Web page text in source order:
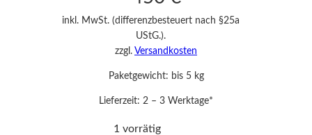
inkl. MwSt. (differenzbesteuert nach §25a
UStG.).
zzgl. Versandkosten
Paketgewicht: bis 5 kg
Lieferzeit: 2 – 3 Werktage*
1 vorrätig